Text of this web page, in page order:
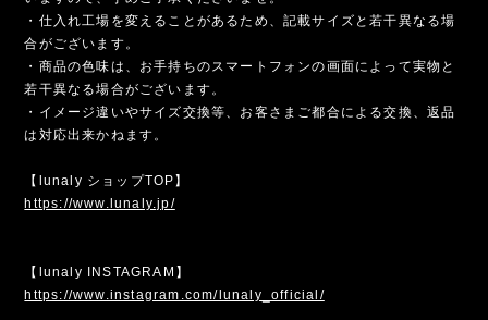
・仕入れ工場を変えることがあるため、記載サイズと若干異なる場
合がございます。
・商品の色味は、お手持ちのスマートフォンの画面によって実物と
若干異なる場合がございます。
・イメージ違いやサイズ交換等、お客さまご都合による交換、返品
は対応出来かねます。
【lunaly ショップTOP】
https://www.lunaly.jp/
【lunaly INSTAGRAM】
https://www.instagram.com/lunaly_official/